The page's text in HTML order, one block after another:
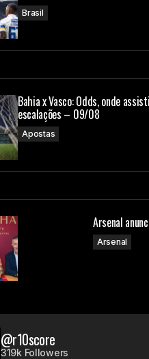
Brasil
Bahia x Vasco: Odds, onde
escalações – 09/08
Apostas
Arsenal
Arsenal
@r10score
319k Followers